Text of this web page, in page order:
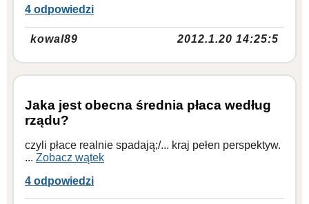
4 odpowiedzi
kowal89 2012.1.20 14:25:5
Jaka jest obecna średnia płaca według
rządu?
czyli płace realnie spadają;/... kraj pełen perspektyw.
... Zobacz wątek
4 odpowiedzi